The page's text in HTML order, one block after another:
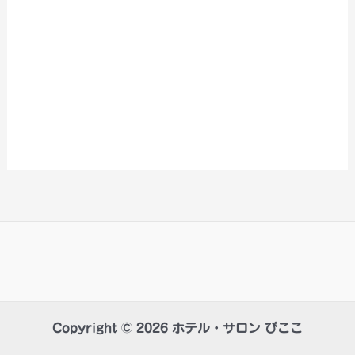
Copyright © 2026 ホテル・サロン ぴここ